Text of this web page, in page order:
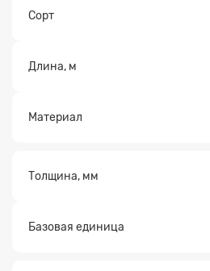
Сорт
Длина, м
Материал
Толщина, мм
Базовая единица